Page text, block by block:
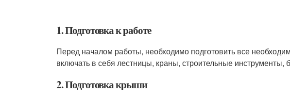
1. Подготовка к работе
Перед началом работы, необходимо подготовить все
включать в себя лестницы, краны, строительные инструменты,
2. Подготовка крыши